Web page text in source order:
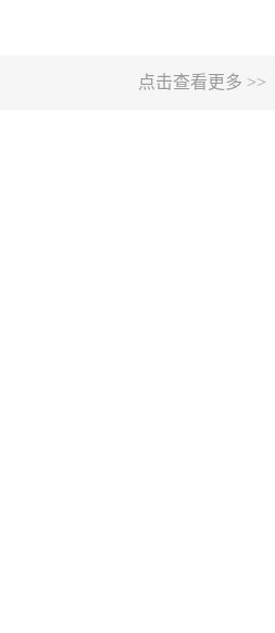
点击查看更多 >>